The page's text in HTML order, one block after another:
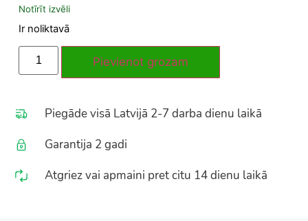
Notīrīt izvēli
Ir noliktavā
Pievienot grozam
Piegāde visā Latvijā 2-7 darba dienu laikā
Garantija 2 gadi
Atgriez vai apmaini pret citu 14 dienu laikā